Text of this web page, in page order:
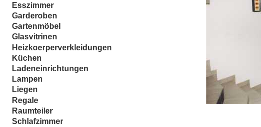
Esszimmer
Garderoben
Gartenmöbel
Glasvitrinen
Heizkoerperverkleidungen
Küchen
Ladeneinrichtungen
Lampen
Liegen
Regale
Raumteiler
Schlafzimmer